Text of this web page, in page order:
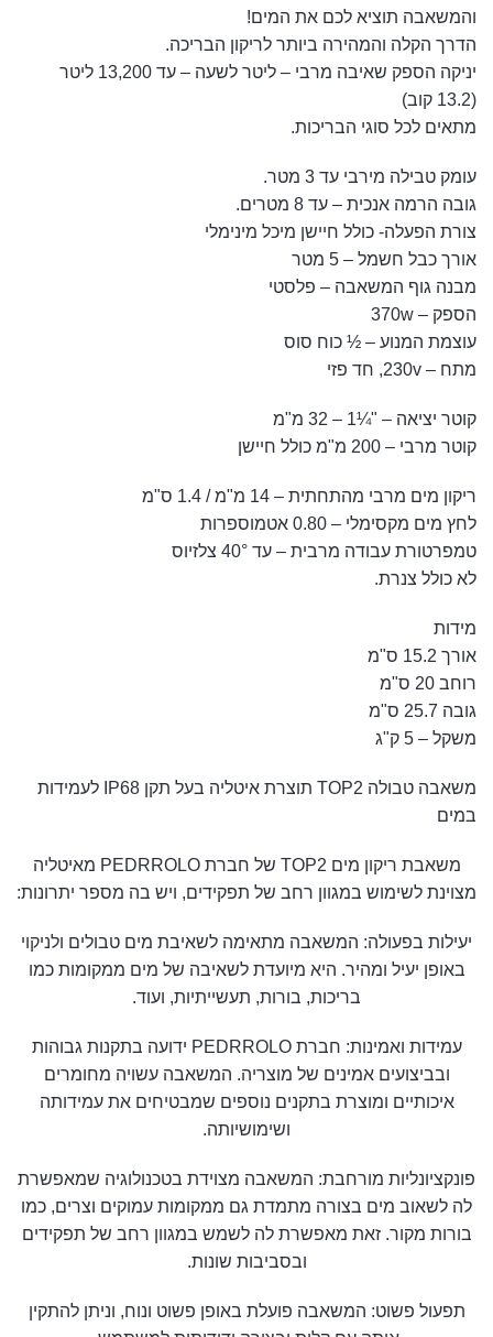
והמשאבה תוציא לכם את המים!
הדרך הקלה והמהירה ביותר לריקון הבריכה.
יניקה הספק שאיבה מרבי – ליטר לשעה – עד 13,200 ליטר
(13.2 קוב)
מתאים לכל סוגי הבריכות.
עומק טבילה מירבי עד 3 מטר.
גובה הרמה אנכית – עד 8 מטרים.
צורת הפעלה- כולל חיישן מיכל מינימלי
אורך כבל חשמל – 5 מטר
מבנה גוף המשאבה – פלסטי
הספק – 370w
עוצמת המנוע – ½ כוח סוס
מתח – 230v, חד פזי
קוטר יציאה – "¼1 – 32 מ"מ
קוטר מרבי – 200 מ"מ כולל חיישן
ריקון מים מרבי מהתחתית – 14 מ"מ / 1.4 ס"מ
לחץ מים מקסימלי – 0.80 אטמוספרות
טמפרטורת עבודה מרבית – עד 40° צלזיוס
לא כולל צנרת.
מידות
אורך 15.2 ס"מ
רוחב 20 ס"מ
גובה 25.7 ס"מ
משקל – 5 ק"ג
משאבה טבולה TOP2 תוצרת איטליה בעל תקן IP68 לעמידות
במים
משאבת ריקון
מים TOP2 של חברת PEDRROLO מאיטליה
מצוינת לשימוש במגוון רחב של תפקידים, ויש בה מספר יתרונות:
יעילות בפעולה: המשאבה מתאימה לשאיבת מים טבולים ולניקוי
באופן יעיל ומהיר. היא מיועדת לשאיבה של מים ממקומות כמו
בריכות, בורות, תעשייתיות, ועוד.
עמידות ואמינות: חברת PEDRROLO ידועה בתקנות גבוהות
ובביצועים אמינים של מוצריה. המשאבה עשויה מחומרים
איכותיים ומוצרת בתקנים נוספים שמבטיחים את עמידותה
ושימושיותה.
פונקציונליות מורחבת: המשאבה מצוידת בטכנולוגיה שמאפשרת
לה לשאוב מים בצורה מתמדת גם ממקומות עמוקים וצרים, כמו
בורות מקור. זאת מאפשרת לה לשמש במגוון רחב של תפקידים
ובסביבות שונות.
תפעול פשוט: המשאבה פועלת באופן פשוט ונוח, וניתן להתקין